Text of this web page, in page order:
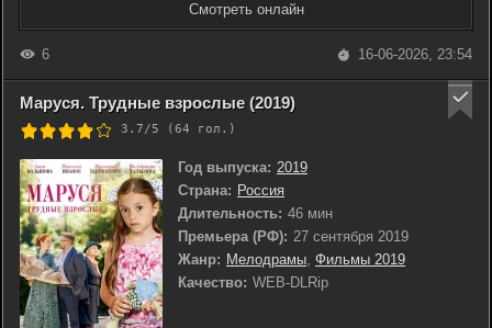
Смотреть онлайн
6 16-06-2026, 23:54
Маруся. Трудные взрослые (2019)
3.7/5 (64 гол.)
Год выпуска: 2019
Страна: Россия
Длительность: 46 мин
Премьера (РФ): 27 сентября 2019
Жанр: Мелодрамы, Фильмы 2019
Качество: WEB-DLRip